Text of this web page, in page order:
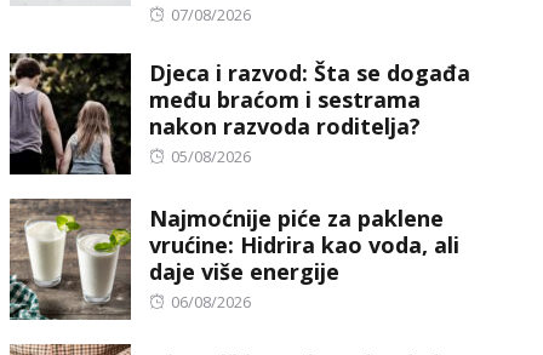
Posted
07/08/2026
Djeca i razvod: Šta se događa
među braćom i sestrama
nakon razvoda roditelja?
Posted
05/08/2026
Najmoćnije piće za paklene
vrućine: Hidrira kao voda, ali
daje više energije
Posted
06/08/2026